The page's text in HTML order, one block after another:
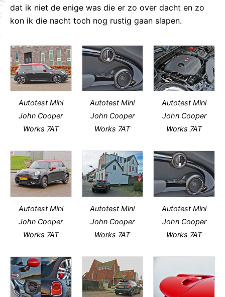
dat ik niet de enige was die er zo over dacht en zo
kon ik die nacht toch nog rustig gaan slapen.
Autotest Mini
John Cooper
Works 7AT
Autotest Mini
John Cooper
Works 7AT
Autotest Mini
John Cooper
Works 7AT
Autotest Mini
John Cooper
Works 7AT
Autotest Mini
John Cooper
Works 7AT
Autotest Mini
John Cooper
Works 7AT